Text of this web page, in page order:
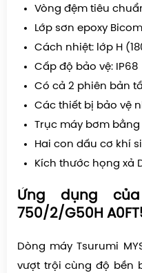
Vòng đệm tiêu
Lớp sơn epoxy
Cách nhiệt: lớp H
Cấp độ bảo vệ: IP68
Có cả 2 phiên bản
Các thiết bị bảo vệ
Trục máy bơm bằng
Hai con dấu cơ khí
Kích thước họng xả
Ứng dụng
750/2/G50H
Dòng máy Tsurumi
vượt trội cùng độ bền